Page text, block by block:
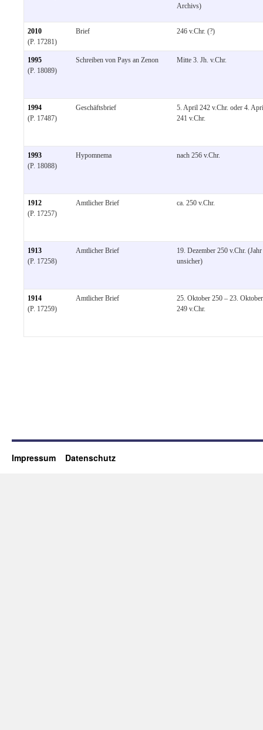
Archivs)
2010
(P. 17281)
Brief 246 v.Chr. (?)
1995
(P. 18089)
Schreiben von Pays an Zenon Mitte 3. Jh. v.Chr.
1994
(P. 17487)
Geschäftsbrief
5. April 242 v.Chr. oder 4.
241 v.Chr.
1993
(P. 18088)
Hypomnema nach 256 v.Chr.
1912
(P. 17257)
Amtlicher Brief ca. 250 v.Chr.
1913
(P. 17258)
Amtlicher Brief
19. Dezember 250 v.Chr. (Jahr
unsicher)
1914
(P. 17259)
Amtlicher Brief
25. Oktober 250 – 23. Oktober
249 v.Chr.
Impressum Datenschutz